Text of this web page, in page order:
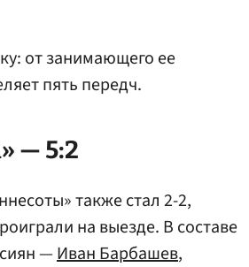
от занимающего ее
пять передч.
— 5:2
также стал 2-2,
на выезде. В составе
—Иван Барбашев,